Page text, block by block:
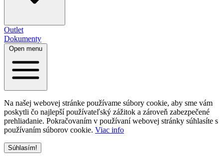
Outlet
Dokumenty
Open menu
Na našej webovej stránke používame súbory cookie, aby sme vám
poskytli čo najlepší používateľský zážitok a zároveň zabezpečené
prehliadanie. Pokračovaním v používaní webovej stránky súhlasíte s
používaním súborov cookie. Viac info
Súhlasím!